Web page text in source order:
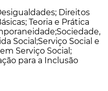
Direitos
Teoria e Prática
Social;Serviço Social e
Serviço Social;
para a Inclusão